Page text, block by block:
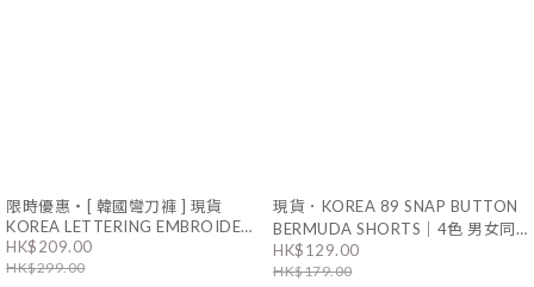
限時優惠・[ 韓國彎刀褲 ] 現貨
KOREA LETTERING EMBROIDERY
WIDE DENIM PANTS｜男女同款
HK$209.00
HK$299.00
現貨．KOREA 89 SNAP BUTTON
BERMUDA SHORTS｜4色 男女同
款
HK$129.00
HK$179.00